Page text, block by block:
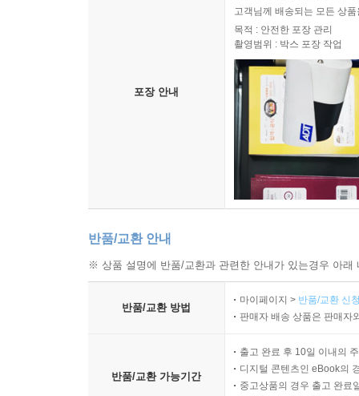
포장 안내
고객님께 배송되는 모든 상
목적 : 안전한 포장 관리
촬영범위 : 박스 포장 작업
반품/교환 안내
※ 상품 설명에 반품/교환과 관련한 안내가 있는경우 아
반품/교환 방법
마이페이지 > 반품/교환 신
판매자 배송 상품은 판매자
반품/교환 가능기간
출고 완료 후 10일 이내의
디지털 콘텐츠인 eBook의
중고상품의 경우 출고 완료